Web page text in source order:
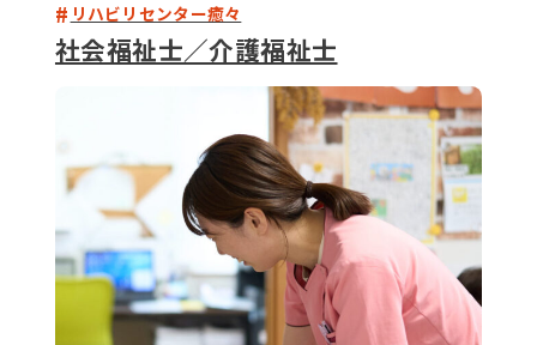
リハビリセンター癒々
社会福祉士／介護福祉士